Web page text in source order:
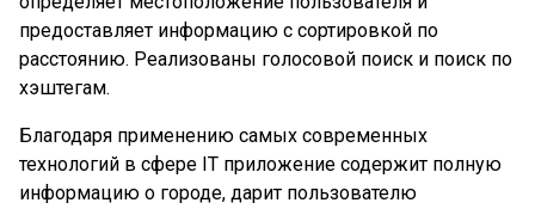
предоставляет информацию с сортировкой по
расстоянию. Реализованы голосовой поиск и поиск по
хэштегам.
Благодаря применению самых современных
технологий в сфере IT приложение содержит полную
информацию о городе, дарит пользователю